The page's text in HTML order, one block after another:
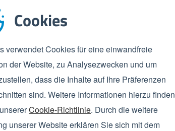
Cookies
verwendet Cookies für eine einwandfreie
der Website, zu Analysezwecken und um
dass die Inhalte auf Ihre Präferenzen
sind. Weitere Informationen hierzu finden
Cookie-Richtlinie. Durch die weitere
unserer Website erklären Sie sich mit dem
Fertigung
und die Ausführung der
Kistenwäscher Ihren Wünschen
Beispiel, ob die Türen des
der richtigen Stelle vorgesehen sind.
Ihr Kistenwäscher in Produktion.